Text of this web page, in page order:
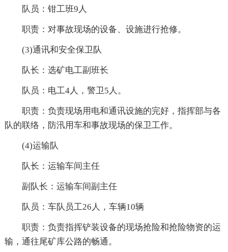
队员：钳工班9人
职责：对事故现场的设备、设施进行抢修。
(3)通讯和安全保卫队
队长：选矿电工副班长
队员：电工4人，警卫5人。
职责：负责现场用电和通讯设施的完好，指挥部与各
队的联络，防汛用车和事故现场的保卫工作。
(4)运输队
队长：运输车间主任
副队长：运输车间副主任
队员：车队员工26人，车辆10辆
职责：负责指挥铲装设备的现场抢险和抢险物资的运
输，通往尾矿库公路的畅通。